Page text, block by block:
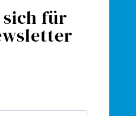
sich für